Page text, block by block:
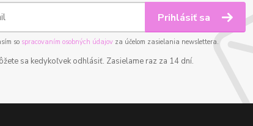
Prihlásiť sa
so spracovaním osobných údajovza účelom zasielania newslettera.
sa kedykoľvek odhlásiť. Zasielame raz za 14 dní.